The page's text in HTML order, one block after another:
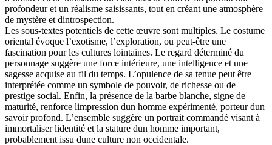
profondeur et un réalisme saisissants, tout en créant une atmosphère
de mystère et dintrospection.
Les sous-textes potentiels de cette œuvre sont multiples. Le costume
oriental évoque l’exotisme, l’exploration, ou peut-être une
fascination pour les cultures lointaines. Le regard déterminé du
personnage suggère une force intérieure, une intelligence et une
sagesse acquise au fil du temps. L’opulence de sa tenue peut être
interprétée comme un symbole de pouvoir, de richesse ou de
prestige social. Enfin, la présence de la barbe blanche, signe de
maturité, renforce limpression dun homme expérimenté, porteur dun
savoir profond. L’ensemble suggère un portrait commandé visant à
immortaliser lidentité et la stature dun homme important,
probablement issu dune culture non occidentale.